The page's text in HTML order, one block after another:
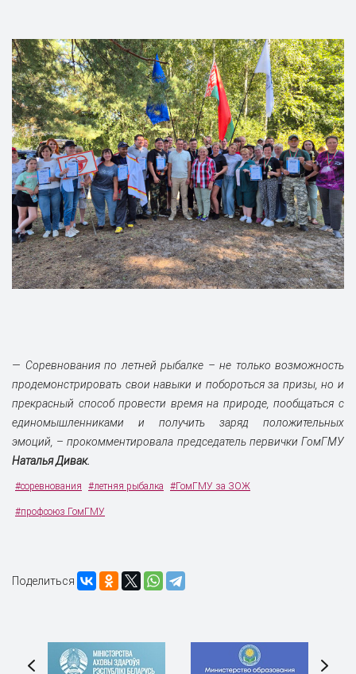
— Соревнования по летней рыбалке – не только возможность
продемонстрировать свои навыки и побороться за призы, но и
прекрасный способ провести время на природе, пообщаться с
единомышленниками и получить заряд положительных
эмоций, – прокомментировала председатель первички ГомГМУ
Наталья Дивак.
#соревнования #летняя рыбалка #ГомГМУ за ЗОЖ
#профсоюз ГомГМУ
Поделиться